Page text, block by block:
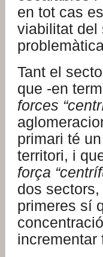
en tot cas
viabilitat del
Tant el
que -en
forces
primari té
territori, i
força
dos
primeres sí
incrementar